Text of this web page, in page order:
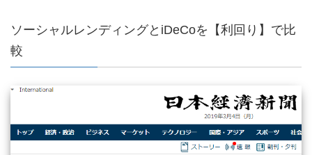
ソーシャルレンディングとiDeCoを【利回り】で比
較